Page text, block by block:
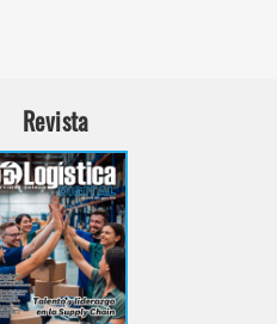
Revista